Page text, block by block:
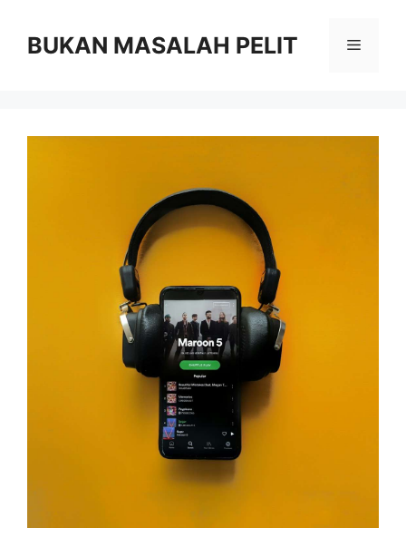
contentBUKAN MASALAH PELIT Menu